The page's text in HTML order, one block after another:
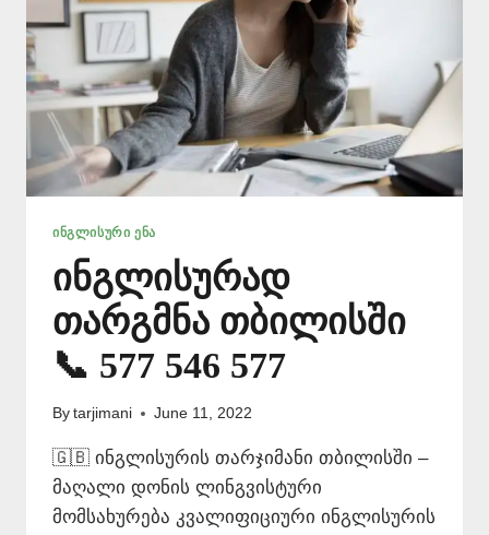
ᲘᲜᲒᲚᲘᲡᲣᲠᲘ ᲔᲜᲐ
ინგლისურად
თარგმნა თბილისში
📞 577 546 577
By tarjimani June 11, 2022
🇬🇧 ინგლისურის თარჯიმანი თბილისში –
მაღალი დონის ლინგვისტური
მომსახურება კვალიფიციური ინგლისურის